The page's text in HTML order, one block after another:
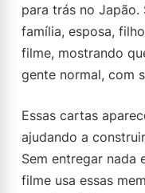
para trás no
família, esposa,
filme, mostrando
gente normal, com
Essas cartas
ajudando a
Sem entregar nada
filme usa essas